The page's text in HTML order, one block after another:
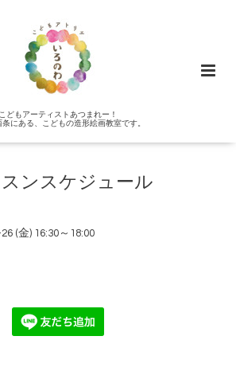
こどもアーティストあつまれー！
条にある、こどもの造形絵画教室です。
スンスケジュール
(金) 16:30～18:00